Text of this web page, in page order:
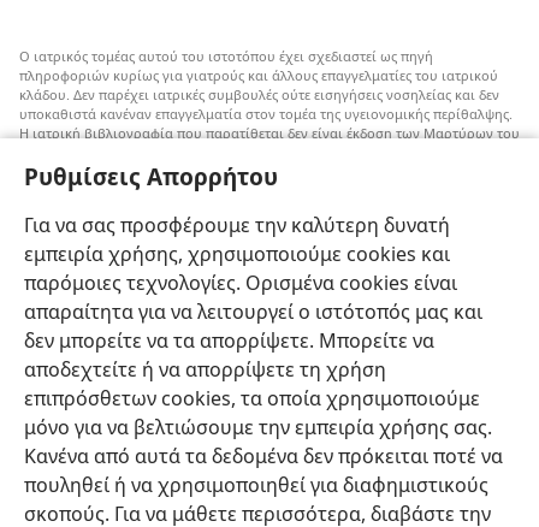
Ρυθμίσεις Απορρήτου
Για να σας προσφέρουμε την καλύτερη δυνατή
εμπειρία χρήσης, χρησιμοποιούμε cookies και
παρόμοιες τεχνολογίες. Ορισμένα cookies είναι
απαραίτητα για να λειτουργεί ο ιστότοπός μας και
δεν μπορείτε να τα απορρίψετε. Μπορείτε να
αποδεχτείτε ή να απορρίψετε τη χρήση
επιπρόσθετων cookies, τα οποία χρησιμοποιούμε
μόνο για να βελτιώσουμε την εμπειρία χρήσης σας.
Κανένα από αυτά τα δεδομένα δεν πρόκειται ποτέ να
πουληθεί ή να χρησιμοποιηθεί για διαφημιστικούς
σκοπούς. Για να μάθετε περισσότερα, διαβάστε την
Ο ιατρικός τομέας αυτού του ιστοτόπου έχει σχεδιαστεί ως πηγή
πληροφοριών κυρίως για γιατρούς και άλλους επαγγελματίες του ιατρικού
κλάδου. Δεν παρέχει ιατρικές συμβουλές ούτε εισηγήσεις νοσηλείας και δεν
υποκαθιστά κανέναν επαγγελματία στον τομέα της υγειονομικής περίθαλψης.
Η ιατρική βιβλιογραφία που παρατίθεται δεν είναι έκδοση των Μαρτύρων του
μπορούν να ληφθούν υπόψη. Αποτελεί ευθύνη του κάθε επαγγελματία στον
τομέα της υγειονομικής περίθαλψης να είναι ενήμερος για τυχόν νέες
παίρνει αποφάσεις που συμφωνούν με την ιατρική του κατάσταση, τις
επιθυμίες του, τις αξίες του και τις πεποιθήσεις του. Δεν είναι όλες οι μέθοδοι
που εμφανίζονται εδώ κατάλληλες ή αποδεκτές από όλους τους ασθενείς.
Ασθενείς: Να ζητάτε πάντα τη συμβουλή του γιατρού σας ή κάποιου άλλου
επαγγελματία στον τομέα της υγειονομικής περίθαλψης όσον αφορά τις
ιατρικές παθήσεις ή θεραπείες. Απευθυνθείτε σε κάποιον γιατρό αν νιώθετε
άρρωστοι.
Η χρήση αυτού του ιστοτόπου διέπεται από
όρους χρήσης
Ρυθμίσεις Εμφάνισης